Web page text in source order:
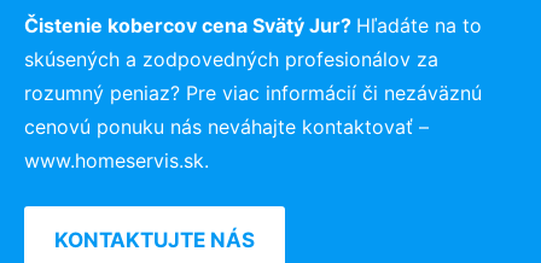
Čistenie kobercov cena Svätý Jur? Hľadáte na to
skúsených a zodpovedných profesionálov za
rozumný peniaz? Pre viac informácií či nezáväznú
cenovú ponuku nás neváhajte kontaktovať –
www.homeservis.sk.
KONTAKTUJTE NÁS